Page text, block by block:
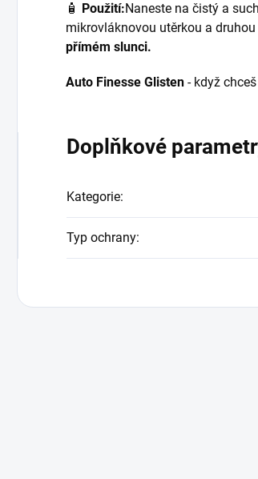
🧴 Použití:Naneste na čistý a
mikrovláknovou utěrkou a
přímém slunci.
Auto Finesse Glisten - když
Doplňkové
Kategorie:
Typ ochrany: